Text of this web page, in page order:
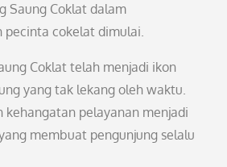
Saung Coklat dalam
pecinta cokelat dimulai.
Coklat telah menjadi ikon
yang tak lekang oleh waktu.
kehangatan pelayanan menjadi
membuat pengunjung selalu